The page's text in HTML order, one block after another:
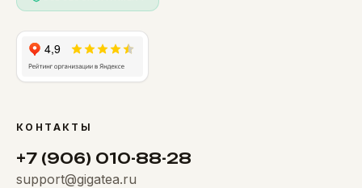
КОНТАКТЫ
+7 (906) 010-88-28
support@gigatea.ru